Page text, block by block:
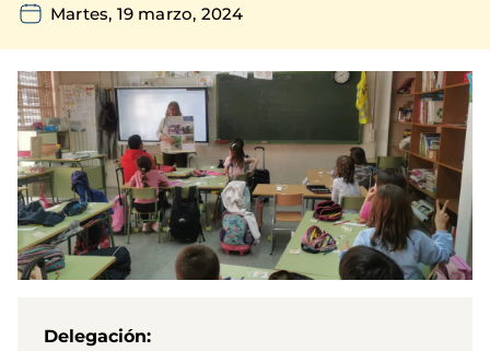
Martes, 19 marzo, 2024
Delegación